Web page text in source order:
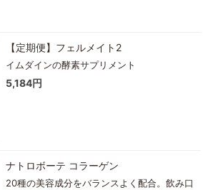
【定期便】フェルメイト2
イムダインの酵素サプリメント
5,184円
ナトロボーテ コラーゲン
20種の美容成分をバランスよく配合。飲み口